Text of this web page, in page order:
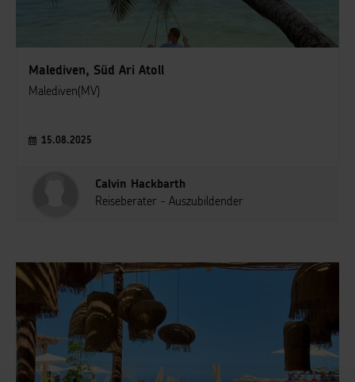
Malediven, Süd Ari Atoll
Malediven(MV)
15.08.2025
Calvin Hackbarth
Reiseberater - Auszubildender